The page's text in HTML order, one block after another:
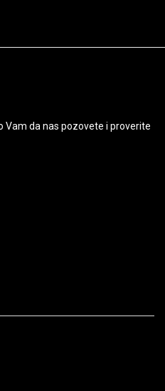
Vam da nas pozovete i proverite